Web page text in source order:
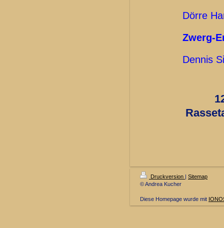
Dörre
Zwerg-
Dennis
Druckversion | Sitemap
© Andrea Kucher
Diese Homepage wurde mit